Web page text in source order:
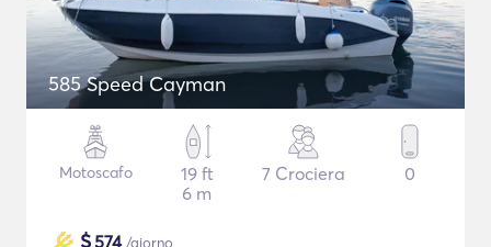
585 Speed Cayman
Motoscafo
19 ft
6 m
7 Crociera 0
$574/giorno